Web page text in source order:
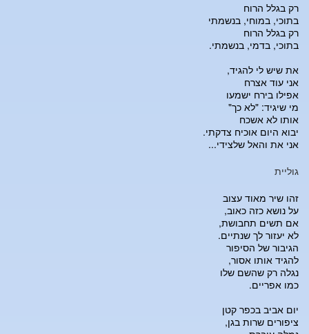
רק בגלל הרוח
בתוכי, במוחי, בנשמתי
רק בגלל הרוח
בתוכי, בדמי, בנשמתי.
את שיש לי להגיד,
אני עוד אצרח
אפילו בירח ישמעו
מי שיגיד: "לא כך"
אותו לא אשכח
יבוא היום אוכיח צדקתי.
אני את והאל שלצידי...
גוליית
זהו שיר מאוד עצוב
על נושא כזה כאוב,
אם תשים תחבושת,
לא יעזור לך שנתיים.
הגיבור של הסיפור
להגיד אותו אסור,
נגלה רק שהשם שלו
כמו אפריים.
יום אביב בכפר קטן
ציפורים שרות בגן,